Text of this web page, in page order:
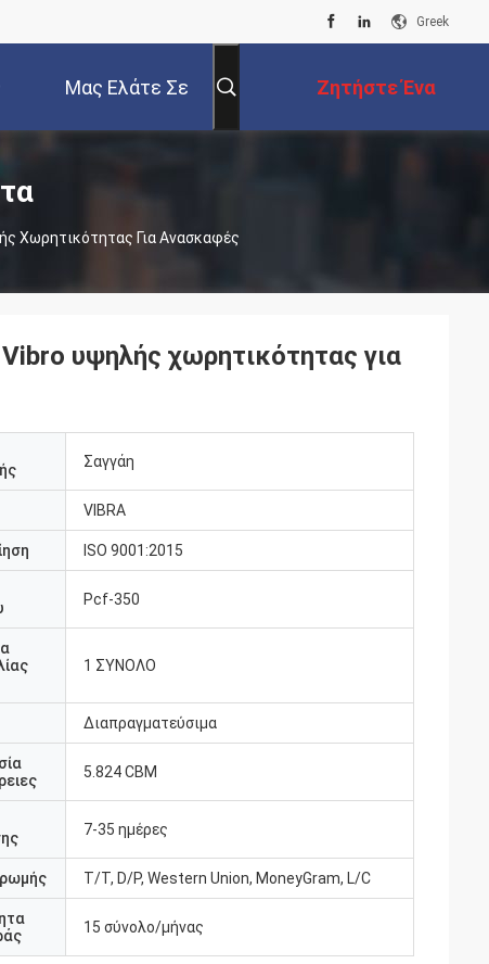
Greek
Μας Ελάτε Σε Ζητήστε Ένα
Απόσπασμα
Χωρητικότητας Για Ανασκαφές
υψηλής χωρητικότητας για
Σαγγάη
VIBRA
ISO 9001:2015
Pcf-350
1 ΣΥΝΟΛΟ
Διαπραγματεύσιμα
5.824 CBM
7-35 ημέρες
Τ/Τ, D/P, Western Union, MoneyGram, L/C
15 σύνολο/μήνας